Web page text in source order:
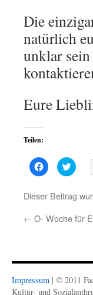
Die
natürlich
unklar
Eure
Teilen:
Klick,
um
zu
teilen
in
neuem
Klick,
um
zu
teilen
in
Dieser Beitrag
← O- Woche für
Impressum | © 2011
Kultur- und